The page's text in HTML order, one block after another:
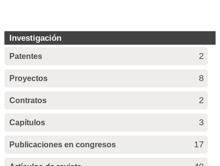
Investigación
Patentes 2
Proyectos 8
Contratos 2
Capítulos 3
Publicaciones en congresos 17